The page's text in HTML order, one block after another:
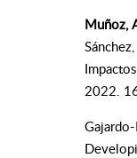
Muñoz,
2022.